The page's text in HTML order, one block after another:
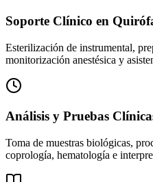
Soporte Clínico en
Esterilización de instrumental,
monitorización anestésica y
Análisis y Pruebas
Toma de muestras biológicas,
coprología, hematología e